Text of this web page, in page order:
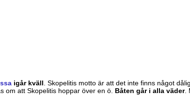
igår kväll . Skopelitis motto är att det inte finns något
om att Skopelitis hoppar över en ö. Båten går i alla väder.